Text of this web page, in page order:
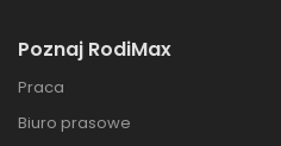
Poznaj RodiMax
Praca
Biuro prasowe